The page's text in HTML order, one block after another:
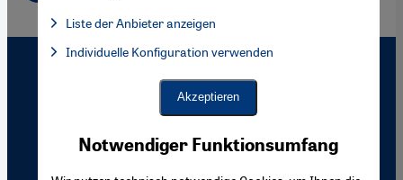
Notwendiger Funktionsumfang
Liste der Anbieter anzeigen
Facebook Embed / Facebook Connect, Google Maps Embed,
Facebook Embed / Facebook Connect
Google Maps Embed
Individuelle Konfiguration verwenden
Akzeptieren